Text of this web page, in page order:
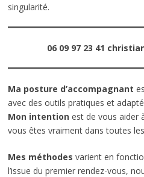
singularité.
06 09 97 23 41
Ma posture d’accompagnant
avec des outils pratiques et
Mon intention est de vous aider
vous êtes vraiment dans toutes
Mes méthodes varient en
l’issue du premier rendez-vous,